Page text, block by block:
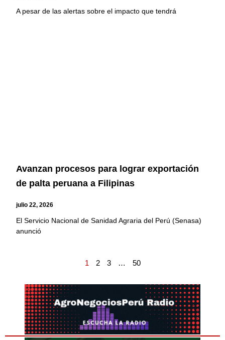
A pesar de las alertas sobre el impacto que tendrá
Avanzan procesos para lograr exportación
de palta peruana a Filipinas
julio 22, 2026
El Servicio Nacional de Sanidad Agraria del Perú (Senasa)
anunció
1 2 3 … 50